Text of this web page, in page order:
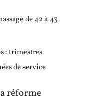
de 42 à 43
: trimestres
de service
réforme